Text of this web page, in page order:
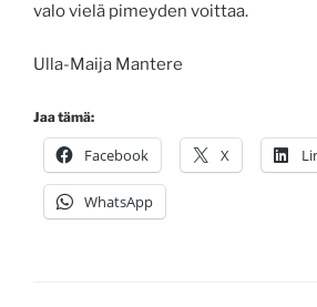
valo vielä pimeyden voittaa.
Ulla-Maija Mantere
Jaa tämä:
Facebook X
WhatsApp